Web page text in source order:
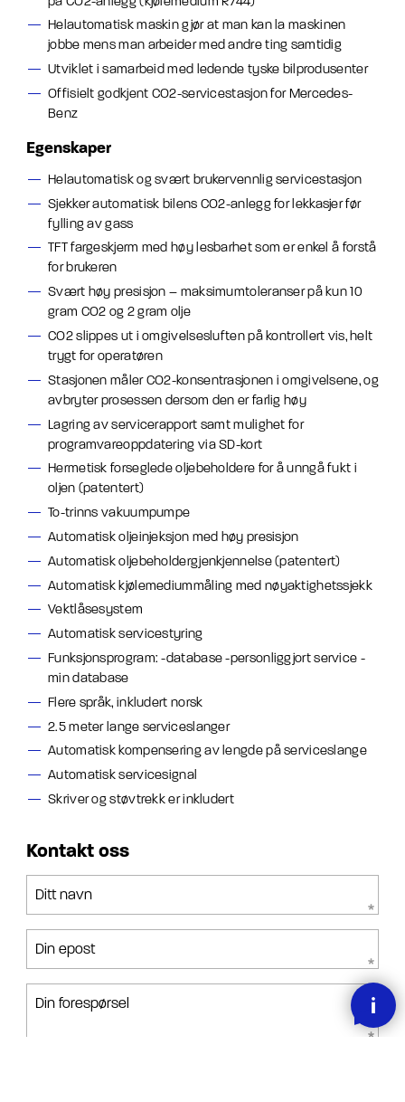
Helautomatisk maskin gjør at man kan la maskinen
jobbe mens man arbeider med andre ting samtidig
Utviklet i samarbeid med ledende tyske bilprodusenter
Offisielt godkjent CO2-servicestasjon for Mercedes-
Benz
Egenskaper
Helautomatisk og svært brukervennlig servicestasjon
Sjekker automatisk bilens CO2-anlegg for lekkasjer før
fylling av gass
TFT fargeskjerm med høy lesbarhet som er enkel å forstå
for brukeren
Svært høy presisjon – maksimumtoleranser på kun 10
gram CO2 og 2 gram olje
CO2 slippes ut i omgivelsesluften på kontrollert vis, helt
trygt for operatøren
Stasjonen måler CO2-konsentrasjonen i omgivelsene, og
avbryter prosessen dersom den er farlig høy
Lagring av servicerapport samt mulighet for
programvareoppdatering via SD-kort
Hermetisk forseglede oljebeholdere for å unngå fukt i
oljen (patentert)
To-trinns vakuumpumpe
Automatisk oljeinjeksjon med høy presisjon
Automatisk oljebeholdergjenkjennelse (patentert)
Automatisk kjølemediummåling med nøyaktighetssjekk
Vektlåsesystem
Automatisk servicestyring
Funksjonsprogram: -database -personliggjort service -
min database
Flere språk, inkludert norsk
2.5 meter lange serviceslanger
Automatisk kompensering av lengde på serviceslange
Automatisk servicesignal
Skriver og støvtrekk er inkludert
Kontakt oss
Ditt navn
Din epost
Din forespørsel